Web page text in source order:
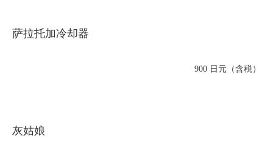
萨拉托加冷却器
900 日元（含税）
灰姑娘